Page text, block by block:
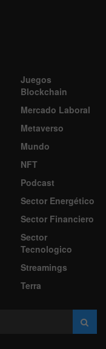
Juegos
Blockchain
Mercado Laboral
Metaverso
Mundo
NFT
Podcast
Sector Energético
Sector Financiero
Sector
Tecnologico
Streamings
Terra